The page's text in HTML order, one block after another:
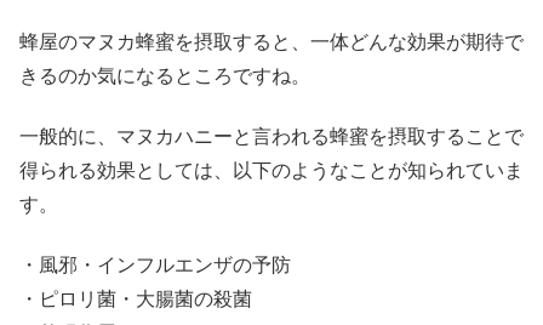
蜂屋のマヌカ蜂蜜を摂取すると、一体どんな効果が期待で
きるのか気になるところですね。
一般的に、マヌカハニーと言われる蜂蜜を摂取することで
得られる効果としては、以下のようなことが知られていま
す。
・風邪・インフルエンザの予防
・ピロリ菌・大腸菌の殺菌